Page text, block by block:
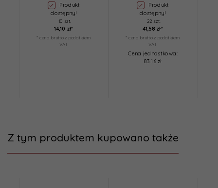
Produkt
dostępny!
10 szt.
14,10 zł*
* cena brutto z podatkiem
VAT
Produkt
dostępny!
22 szt.
41,58 zł*
* cena brutto z podatkiem
VAT
Cena jednostkowa:
83.16 zł
Z tym produktem kupowano także